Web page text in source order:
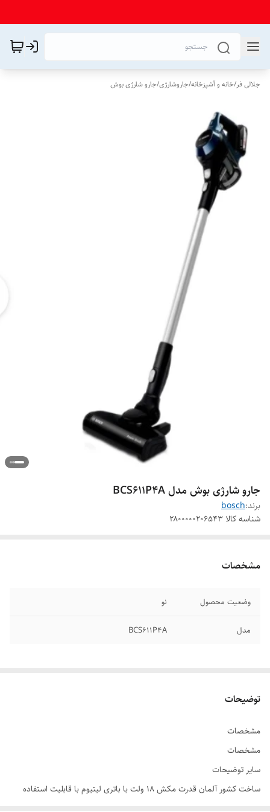
جلالی فر/خانه و آشپزخانه/جاروشارژی/جارو شارژی بوش
جارو شارژی بوش مدل BCS611P4A
برند:bosch
شناسه کالا ۲۸۰۰۰۰۰۲۰۶۵۴۳
مشخصات
وضعیت محصول نو
مدل BCS611P4A
توضیحات
مشخصات
مشخصات
سایر توضیحات
ساخت کشور آلمان قدرت مکش ۱۸ ولت با باتری لیتیوم با قابلیت استفاده